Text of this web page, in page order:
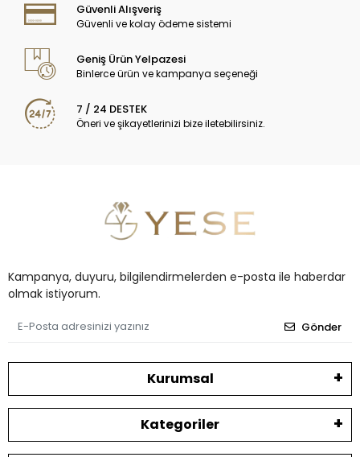
Güvenli Alışveriş
Güvenli ve kolay ödeme sistemi
Geniş Ürün Yelpazesi
Binlerce ürün ve kampanya seçeneği
7 / 24 DESTEK
Öneri ve şikayetlerinizi bize iletebilirsiniz.
Kampanya, duyuru, bilgilendirmelerden e-posta ile haberdar
olmak istiyorum.
Gönder
Kurumsal
Kategoriler